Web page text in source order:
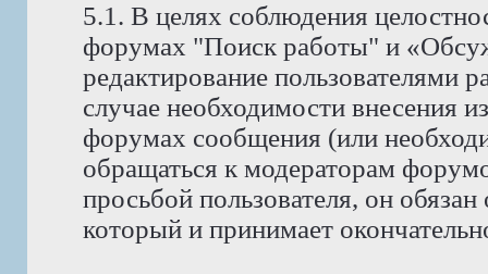
5.1. В целях соблюдения
форумах "Поиск работы" и
редактирование
случае необходимости внесения
форумах сообщения (или
обращаться к модераторам
просьбой пользователя, он
который и принимает